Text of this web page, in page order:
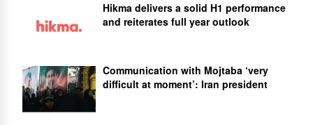
Hikma delivers a solid H1 performance
and reiterates full year outlook
Communication with Mojtaba ‘very
difficult at moment’: Iran president